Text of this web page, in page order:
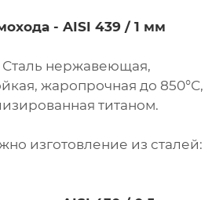
- AISI 439 / 1 мм
Сталь нержавеющая,
жаропрочная до 850°С,
титаном.
изготовление из сталей: